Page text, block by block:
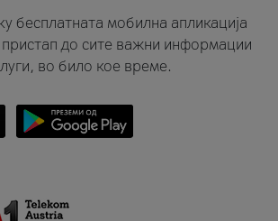
бесплатната мобилна апликација
до сите важни информации
во било кое време.